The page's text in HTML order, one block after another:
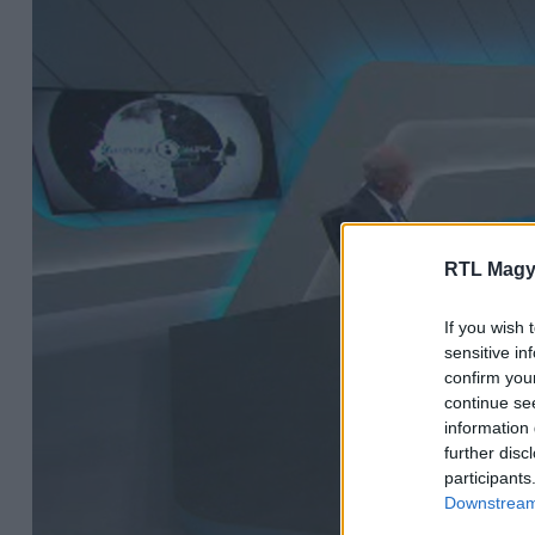
RTL
If you wish
sensitive
confirm
continue
information
further